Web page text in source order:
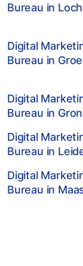
Bureau in
Digital
Bureau in
Digital
Bureau in
Digital
Bureau in
Digital
Bureau in